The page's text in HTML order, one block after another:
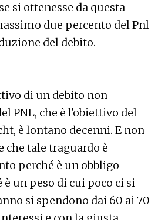
si ottenesse da questa
due percento del Pnl
del debito.
di un debito non
PNL, che è l'obiettivo del
è lontano decenni. E non
che tale traguardo è
perché è un obbligo
è un peso di cui poco ci si
si spendono dai 60 ai 70